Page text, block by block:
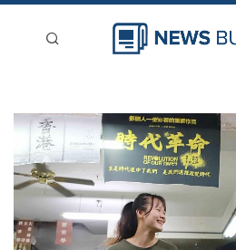
新聞稿分類
登入
刊登